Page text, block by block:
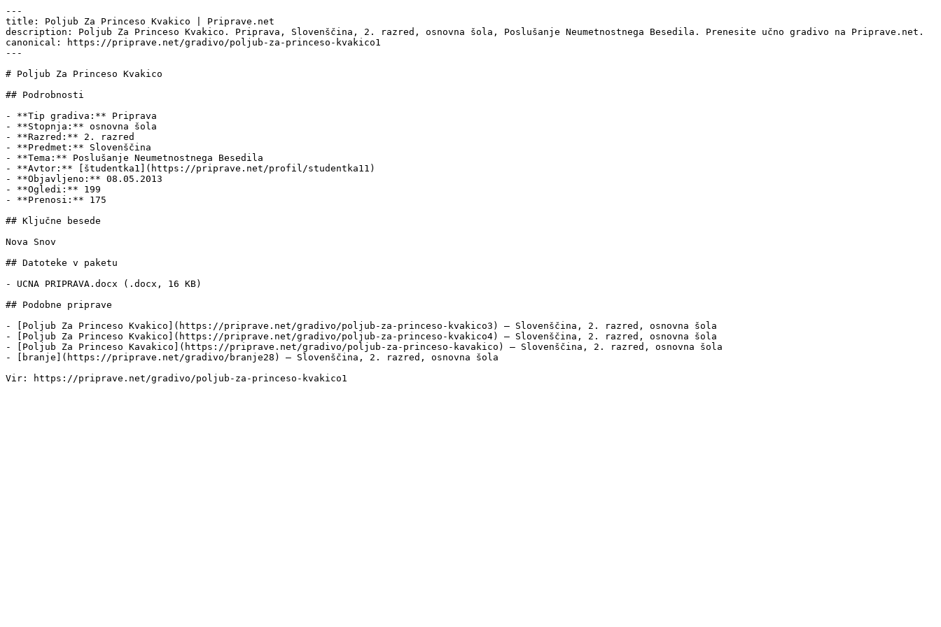
---
title: Poljub Za Princeso Kvakico | Priprave.net
description: Poljub Za Princeso Kvakico. Priprava, Slovenščina, 2. razred, osnovna šola, Poslušanje Neumetnostnega Besedila. Prenesite učno gradivo na Priprave.net.
canonical: https://priprave.net/gradivo/poljub-za-princeso-kvakico1
---
# Poljub Za Princeso Kvakico
## Podrobnosti
- **Tip gradiva:** Priprava
- **Stopnja:** osnovna šola
- **Razred:** 2. razred
- **Predmet:** Slovenščina
- **Tema:** Poslušanje Neumetnostnega Besedila
- **Avtor:** [študentka1](https://priprave.net/profil/studentka11)
- **Objavljeno:** 08.05.2013
- **Ogledi:** 199
- **Prenosi:** 175
## Ključne besede
Nova Snov
## Datoteke v paketu
- UCNA PRIPRAVA.docx (.docx, 16 KB)
## Podobne priprave
- [Poljub Za Princeso Kvakico](https://priprave.net/gradivo/poljub-za-princeso-kvakico3) — Slovenščina, 2. razred, osnovna šola
- [Poljub Za Princeso Kvakico](https://priprave.net/gradivo/poljub-za-princeso-kvakico4) — Slovenščina, 2. razred, osnovna šola
- [Poljub Za Princeso Kavakico](https://priprave.net/gradivo/poljub-za-princeso-kavakico) — Slovenščina, 2. razred, osnovna šola
- [branje](https://priprave.net/gradivo/branje28) — Slovenščina, 2. razred, osnovna šola